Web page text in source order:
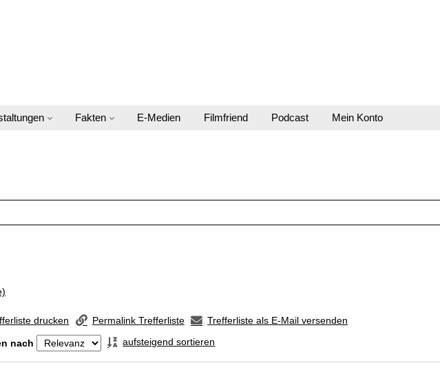
Fakten E-Medien Filmfriend Podcast Mein Konto
drucken Permalink Trefferliste Trefferliste als E-Mail versenden
nach aufsteigend sortieren